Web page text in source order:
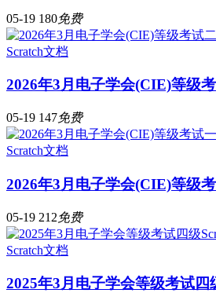
05-19 180免费
Scratch文档
2026年3月电子学会(CIE)等级
05-19 147免费
Scratch文档
2026年3月电子学会(CIE)等级
05-19 212免费
Scratch文档
2025年3月电子学会等级考试四